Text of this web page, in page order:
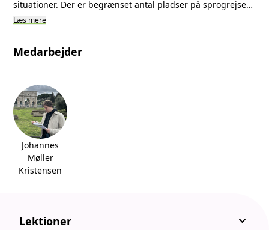
situationer. Der er begrænset antal pladser på sprogrejsen,
men som deltager på italienskholdet har du fortrinsret. Du
Læs mere
Medarbejder
Johannes
Møller
Kristensen
Lektioner keyboard_arrow_down